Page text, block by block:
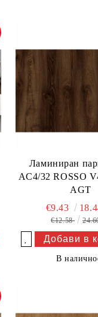
Ламиниран
AC4/32 ROSSO
AGT
€9.43
€12.58
В